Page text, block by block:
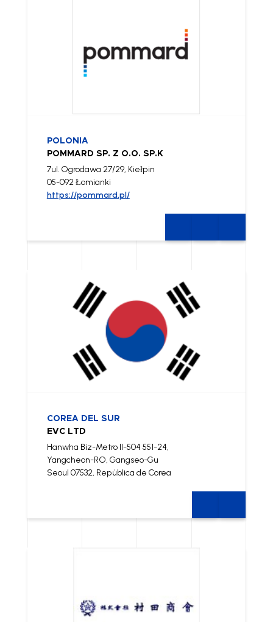
POMMARD SP. Z O.O. SP.K
POLONIA
7ul. Ogrodawa 27/29, Kiełpin
05-092 Łomianki
https://pommard.pl/
EVC LTD
COREA DEL SUR
Hanwha Biz-Metro II-504 551-24,
Yangcheon-RO, Gangseo-Gu
Seoul 07532, República de Corea